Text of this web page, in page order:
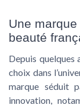
Une
beauté
Depuis quelques
choix dans
marque séduit
innovation,